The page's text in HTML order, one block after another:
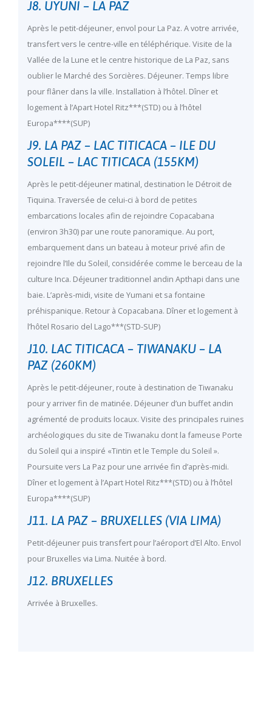
J8. UYUNI – LA PAZ
Après le petit-déjeuner, envol pour La Paz. A votre arrivée,
transfert vers le centre-ville en téléphérique. Visite de la
Vallée de la Lune et le centre historique de La Paz, sans
oublier le Marché des Sorcières. Déjeuner. Temps libre
pour flâner dans la ville. Installation à l’hôtel. Dîner et
logement à l’Apart Hotel Ritz***(STD) ou à l’hôtel
Europa****(SUP)
J9. LA PAZ – LAC TITICACA – ILE DU
SOLEIL – LAC TITICACA (155KM)
Après le petit-déjeuner matinal, destination le Détroit de
Tiquina. Traversée de celui-ci à bord de petites
embarcations locales afin de rejoindre Copacabana
(environ 3h30) par une route panoramique. Au port,
embarquement dans un bateau à moteur privé afin de
rejoindre l’Ile du Soleil, considérée comme le berceau de la
culture Inca. Déjeuner traditionnel andin Apthapi dans une
baie. L’après-midi, visite de Yumani et sa fontaine
préhispanique. Retour à Copacabana. Dîner et logement à
l’hôtel Rosario del Lago***(STD-SUP)
J10. LAC TITICACA – TIWANAKU – LA
PAZ (260KM)
Après le petit-déjeuner, route à destination de Tiwanaku
pour y arriver fin de matinée. Déjeuner d’un buffet andin
agrémenté de produits locaux. Visite des principales ruines
archéologiques du site de Tiwanaku dont la fameuse Porte
du Soleil qui a inspiré «Tintin et le Temple du Soleil ».
Poursuite vers La Paz pour une arrivée fin d’après-midi.
Dîner et logement à l’Apart Hotel Ritz***(STD) ou à l’hôtel
Europa****(SUP)
J11. LA PAZ – BRUXELLES (VIA LIMA)
Petit-déjeuner puis transfert pour l’aéroport d’El Alto. Envol
pour Bruxelles via Lima. Nuitée à bord.
J12. BRUXELLES
Arrivée à Bruxelles.